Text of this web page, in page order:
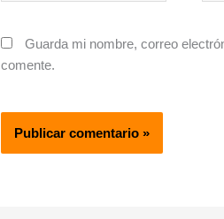
Guarda mi nombre, correo
comente.